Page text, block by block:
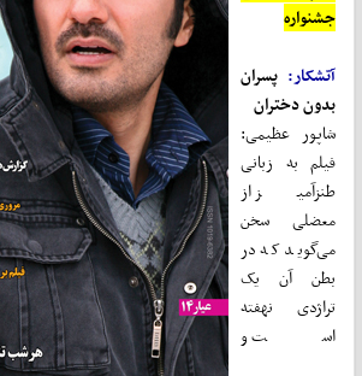
جشنواره
آتشکار:پسران
بدون دختران
شاپور عظیمی:
فیلم به زبانی
طنزآمیز از
معضلی سخن
می‌گوید که در
بطن آن یک
تراژدی نهفته
است و